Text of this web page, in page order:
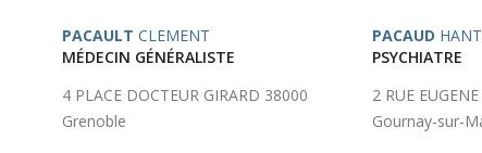
PACAULT CLEMENT
MÉDECIN GÉNÉRALISTE
4 PLACE DOCTEUR GIRARD 38000
Grenoble
PACAUD
PSYCHIATRE
2 RUE
Gournay-sur-